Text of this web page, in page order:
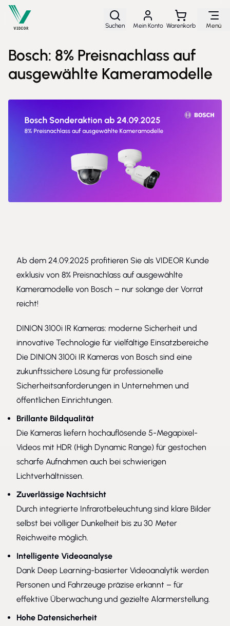
Direkt zum Inhalt
Suchen Mein Konto Warenkorb Menü
Bosch: 8% Preisnachlass auf
ausgewählte Kameramodelle
Ab dem 24.09.2025 profitieren Sie als VIDEOR Kunde
exklusiv von 8% Preisnachlass auf ausgewählte
Kameramodelle von Bosch – nur solange der Vorrat
reicht!
DINION 3100i IR Kameras: moderne Sicherheit und
innovative Technologie für vielfältige Einsatzbereiche
Die DINION 3100i IR Kameras von Bosch sind eine
zukunftssichere Lösung für professionelle
Sicherheitsanforderungen in Unternehmen und
öffentlichen Einrichtungen.
Brillante Bildqualität
Die Kameras liefern hochauflösende 5-Megapixel-
Videos mit HDR (High Dynamic Range) für gestochen
scharfe Aufnahmen auch bei schwierigen
Lichtverhältnissen.
Zuverlässige Nachtsicht
Durch integrierte Infrarotbeleuchtung sind klare Bilder
selbst bei völliger Dunkelheit bis zu 30 Meter
Reichweite möglich.
Intelligente Videoanalyse
Dank Deep Learning-basierter Videoanalytik werden
Personen und Fahrzeuge präzise erkannt – für
effektive Überwachung und gezielte Alarmerstellung.
Hohe Datensicherheit